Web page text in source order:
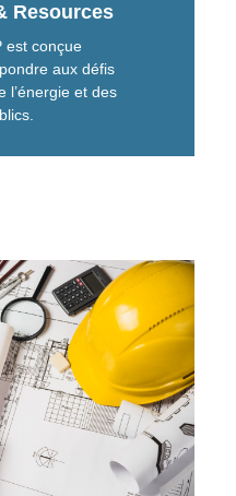
Resources
est conçue
aux défis
l’énergie et des